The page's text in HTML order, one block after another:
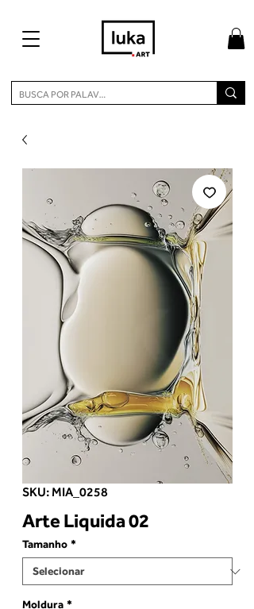
SKU: MIA_0258
Arte Liquida 02
Tamanho *
Moldura *